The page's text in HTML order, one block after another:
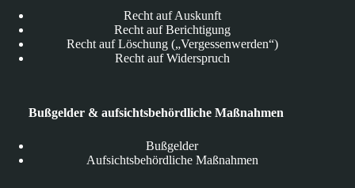
Recht auf Auskunft
Recht auf Berichtigung
Recht auf Löschung („Vergessenwerden“)
Recht auf Widerspruch
Bußgelder & aufsichtsbehördliche Maßnahmen
Bußgelder
Aufsichtsbehördliche Maßnahmen